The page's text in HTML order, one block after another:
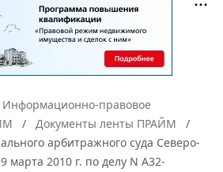
Информационно-правовое
Документы ленты ПРАЙМ
арбитражного суда Северо-
марта 2010 г. по делу N А32-